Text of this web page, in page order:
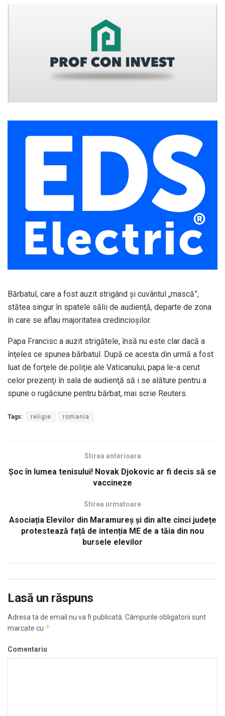
Bărbatul, care a fost auzit strigând şi cuvântul „mască”,
stătea singur în spatele sălii de audienţă, departe de zona
în care se aflau majoritatea credincioşilor.
Papa Francisc a auzit strigătele, însă nu este clar dacă a
înţeles ce spunea bărbatul. După ce acesta din urmă a fost
luat de forţele de poliţie ale Vaticanului, papa le-a cerut
celor prezenţi în sala de audienţă să i se alăture pentru a
spune o rugăciune pentru bărbat, mai scrie Reuters.
Tags: religie romania
Stirea anterioara
Șoc în lumea tenisului! Novak Djokovic ar fi decis să se
vaccineze
Stirea urmatoare
Asociația Elevilor din Maramureș și din alte cinci județe
protestează față de intenția ME de a tăia din nou
bursele elevilor
Lasă un răspuns
Adresa ta de email nu va fi publicată. Câmpurile obligatorii sunt
marcate cu *
Comentariu